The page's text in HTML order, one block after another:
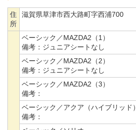
住
所
滋賀県草津市西大路町字西浦700
ベーシック／MAZDA2（1）
備考： ジュニアシートなし
ベーシック／MAZDA2（2）
備考： ジュニアシートなし
ベーシック／MAZDA2（3）
備考：
ベーシック／アクア（ハイブリッド）
備考：